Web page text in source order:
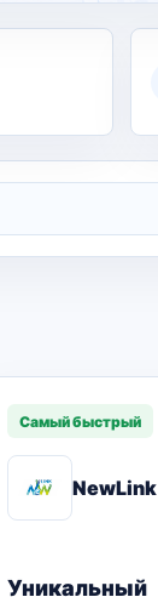
Самый быстрый
NewLink
Уникальный